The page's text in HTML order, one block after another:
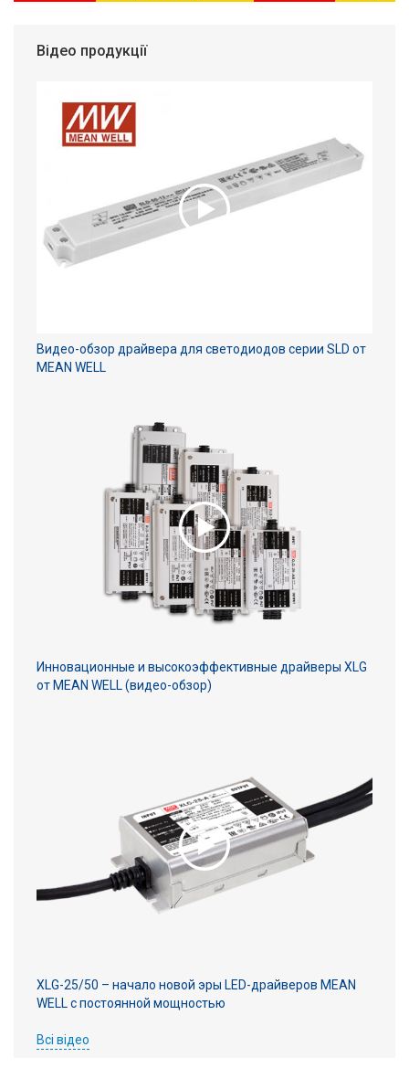
Відео продукції
Видео-обзор драйвера для светодиодов серии SLD от
MEAN WELL
Инновационные и высокоэффективные драйверы XLG
от MEAN WELL (видео-обзор)
XLG-25/50 – начало новой эры LED-драйверов MEAN
WELL с постоянной мощностью
Всі відео